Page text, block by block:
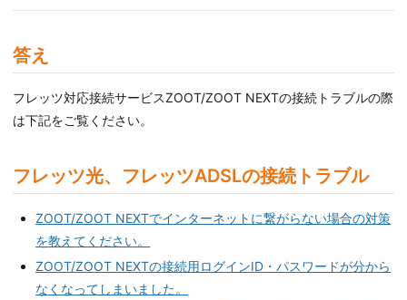
答え
フレッツ対応接続サービスZOOT/ZOOT NEXTの接続トラブルの際
は下記をご覧ください。
フレッツ光、フレッツADSLの接続トラブル
ZOOT/ZOOT NEXTでインターネットに繋がらない場合の対策
を教えてください。
ZOOT/ZOOT NEXTの接続用ログインID・パスワードが分から
なくなってしまいました。